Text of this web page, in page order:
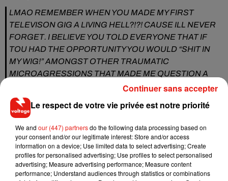
LMAO REMEMBER WHEN YOU MADE MY FIRST
TELEVISON GIG A LIVING HELL?!?! CAUSE ILL NEVER
FORGET. I BELIEVE YOU TOLD EVERYONE THAT IF
TOU HAD THE OPPORTUNITY YOU WOULD “SHIT IN
MY WIG!” AMONGST OTHER TRAUMATIC
MICROAGRESSIONS THAT MADE ME QUESTION A
https://t.co/RkcaMBmtDA
— SAMEYAAAAAA (@Sammie_Ware)June 2, 2020
Si d'autres acteurs de la série ont soutenu Samantha Marie
Ware à l'instar d'Amber Riley ou Alex Newell,Dabier Snell a,
quant à lui, écrit : "Meuf tu ne me laissais pas m'asseoir à
table avec les autres acteurs car "je n'appartenais pas à
votre clan", va te faire foutre Lea".
Le respect de votre vie privée est notre priorité
We and our (447) partnersdo the following data processing based on
your consent and/or our legitimate interest: Store and/or access
information on a device; Use limited data to select advertising; Create
profiles for personalised advertising; Use profiles to select personalised
advertising; Measure advertising performance; Measure content
performance; Understand audiences through statistics or combinations
Continuer sans accepter